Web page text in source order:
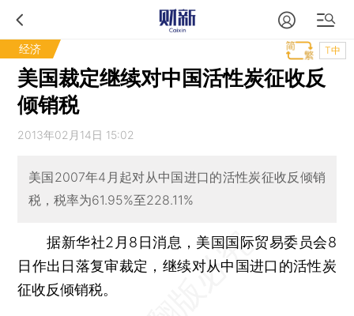
经济 T中
美国裁定继续对中国活性炭征收反
倾销税
2013年02月14日 15:02
美国2007年4月起对从中国进口的活性炭征收反倾销
税，税率为61.95%至228.11%
据新华社2月8日消息，美国国际贸易委员会8
日作出日落复审裁定，继续对从中国进口的活性炭
征收反倾销税。